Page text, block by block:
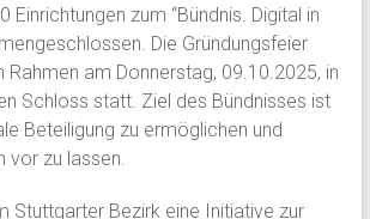
Einrichtungen zum “Bündnis. Digital in
Die Gründungsfeier
Rahmen am Donnerstag, 09.10.2025, in
Schloss statt. Ziel des Bündnisses ist
Beteiligung zu ermöglichen und
vor zu lassen.
Stuttgarter Bezirk eine Initiative zur